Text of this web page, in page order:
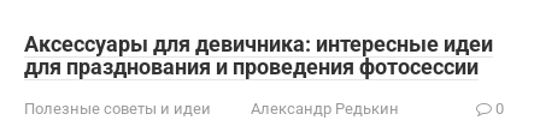
Аксессуары для девичника: интересные идеи
для празднования и проведения фотосессии
Полезные советы и идеи Александр Редькин 0